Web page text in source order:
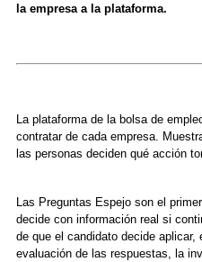
la empresa a la plataforma.
La plataforma de la bolsa de
contratar de cada empresa.
las personas deciden qué acción
Las Preguntas Espejo son el
decide con información real si
de que el candidato decide
evaluación de las respuestas, la